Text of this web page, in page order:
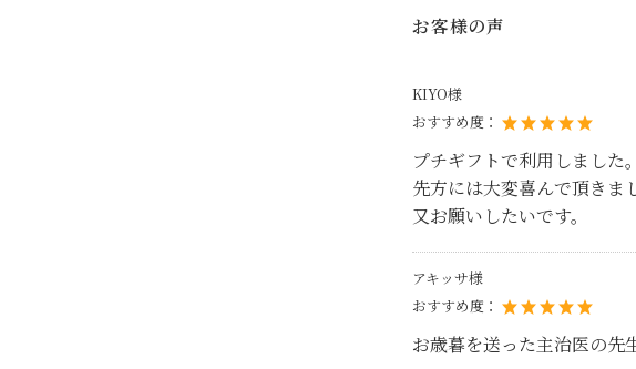
お客様の声
KIYO様
おすすめ度：
プチギフトで利用しました。
先方には大変喜んで頂きま
又お願いしたいです。
アキッサ様
おすすめ度：
お歳暮を送った主治医の先